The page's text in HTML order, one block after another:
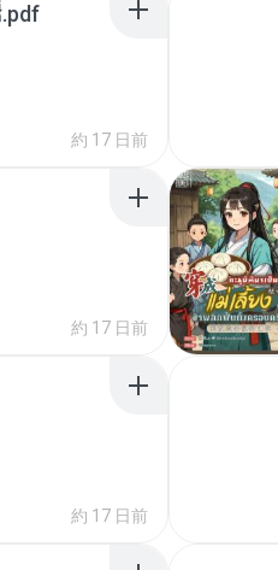
約 17 日前
約 17 日前
約 17 日前